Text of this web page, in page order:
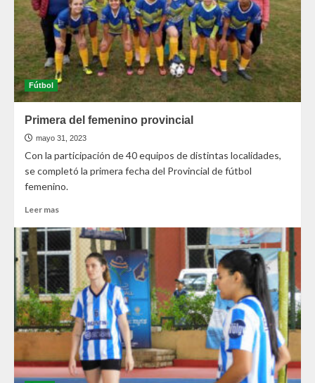
Fútbol
Primera del femenino provincial
mayo 31, 2023
Con la participación de 40 equipos de distintas localidades,
se completó la primera fecha del Provincial de fútbol
femenino.
Leer mas